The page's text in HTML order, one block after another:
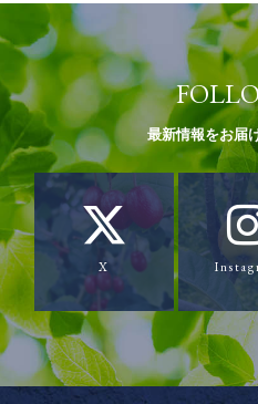
最新情報をお届
X